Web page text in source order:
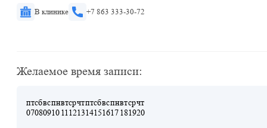
В клинике +7 863 333-30-72
Желаемое время записи:
пт
07
сб
08
вс
09
пн
10
вт
11
ср
12
чт
13
пт
14
сб
15
вс
16
пн
17
вт
18
ср
19
чт
20